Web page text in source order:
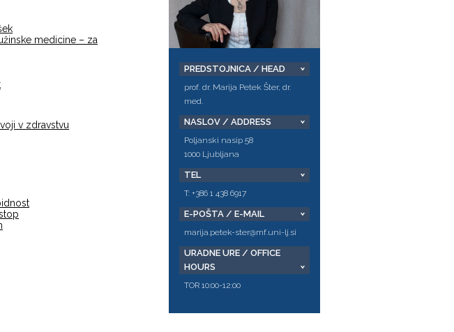
medicine – za
v zdravstvu
PREDSTOJNICA / HEAD
prof. dr. Marija Petek Šter, dr.
med.
NASLOV / ADDRESS
Poljanski nasip 58
1000 Ljubljana
TEL
T: +386 1 438 6917
E-POŠTA / E-MAIL
marija.petek-ster@mf.uni-lj.si
URADNE URE / OFFICE
HOURS
TOR 10:00-12:00